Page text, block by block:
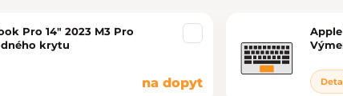
Pro 14" 2023 M3 Pro
krytu
na dopyt